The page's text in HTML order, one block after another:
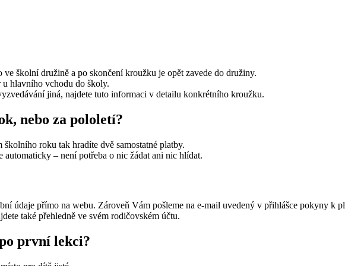
školní družině a po skončení kroužku je opět zavede do družiny.
hlavního vchodu do školy.
jiná, najdete tuto informaci v detailu konkrétního kroužku.
nebo za pololetí?
roku tak hradíte dvě samostatné platby.
– není potřeba o nic žádat ani nic hlídat.
údaje přímo na webu. Zároveň Vám pošleme na e-mail uvedený v přihlášce pokyny k
také přehledně ve svém rodičovském účtu.
první lekci?